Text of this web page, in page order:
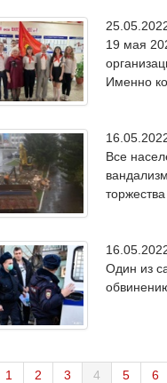
19 мая
Именно
Все
Один из
1 2 3 4 5 6